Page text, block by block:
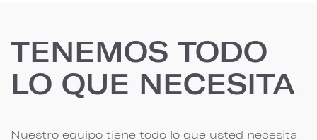
TENEMOS TODO
LO QUE NECESITA
Nuestro equipo tiene todo lo que usted necesita